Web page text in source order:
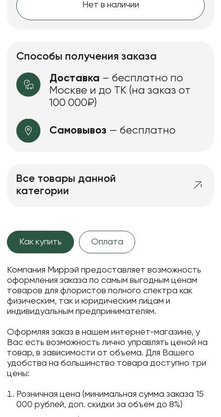
Нет в наличии
Способы получения заказа
Доставка – бесплатно по
Москве и до ТК (на заказ от
100 000₽)
Самовывоз — бесплатно
Все товары данной
категории
Как купить Оплата
Компания Миррэй предоставляет возможность
оформления заказа по самым выгодным ценам
товаров для флористов полного спектра как
физическим, так и юридическим лицам и
индивидуальным предпринимателям.
Оформляя заказ в нашем интернет-магазине, у
Вас есть возможность лично управлять ценой на
товар, в зависимости от объема. Для Вашего
удобства на большинство товара доступно три
цены:
Розничная цена (минимальная сумма заказа 15
000 рублей, доп. скидки за объем до 8%)